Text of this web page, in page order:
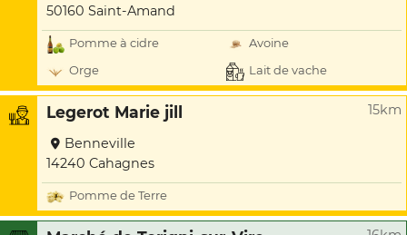
50160 Saint-Amand
Pomme à cidre
Avoine
Orge
Lait de vache
Legerot Marie jill 15km
Benneville
14240 Cahagnes
Pomme de Terre